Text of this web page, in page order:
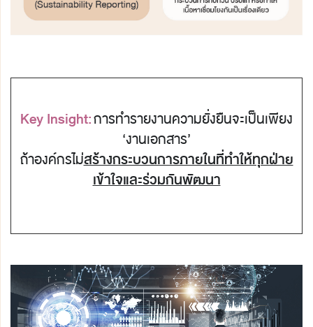
Key Insight:การทำรายงานความยั่งยืนจะเป็นเพียง
‘งานเอกสาร’
ถ้าองค์กรไม่สร้างกระบวนการภายในที่ทำให้ทุกฝ่าย
เข้าใจและร่วมกันพัฒนา